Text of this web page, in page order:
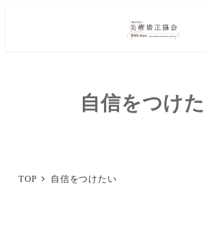
自信をつけ
TOP 自信をつけたい